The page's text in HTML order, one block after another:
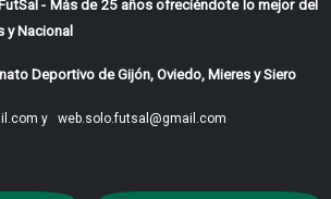
- Más de 25 años ofreciéndote lo mejor del
y Nacional
Deportivo de Gijón, Oviedo, Mieres y Siero
y web.solo.futsal@gmail.com